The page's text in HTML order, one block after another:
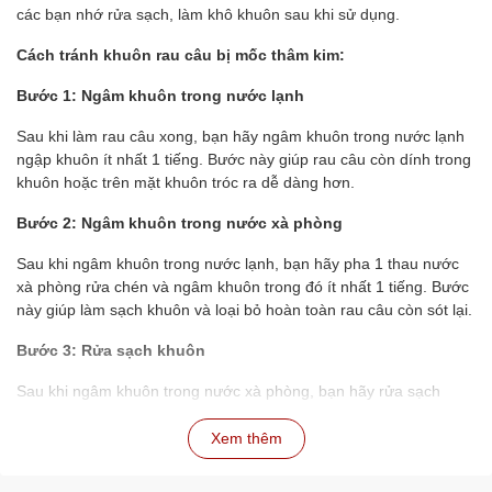
các bạn nhớ rửa sạch, làm khô khuôn sau khi sử dụng.
Cách tránh khuôn rau câu bị mốc thâm kim:
Bước 1: Ngâm khuôn trong nước lạnh
Sau khi làm rau câu xong, bạn hãy ngâm khuôn trong nước lạnh
ngập khuôn ít nhất 1 tiếng. Bước này giúp rau câu còn dính trong
khuôn hoặc trên mặt khuôn tróc ra dễ dàng hơn.
Bước 2: Ngâm khuôn trong nước xà phòng
Sau khi ngâm khuôn trong nước lạnh, bạn hãy pha 1 thau nước
xà phòng rửa chén và ngâm khuôn trong đó ít nhất 1 tiếng. Bước
này giúp làm sạch khuôn và loại bỏ hoàn toàn rau câu còn sót lại.
Bước 3: Rửa sạch khuôn
Sau khi ngâm khuôn trong nước xà phòng, bạn hãy rửa sạch
Bước 4: Phơi khô khuôn
Xem thêm